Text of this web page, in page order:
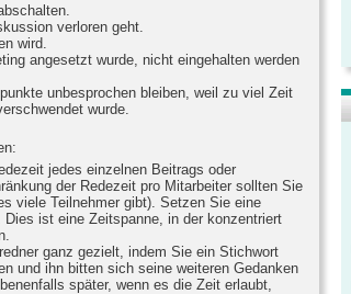
verloren geht.
wird.
angesetzt wurde, nicht eingehalten werden
unbesprochen bleiben, weil zu viel Zeit
wurde.
jedes einzelnen Beitrags oder
der Redezeit pro Mitarbeiter sollten Sie
viele Teilnehmer gibt). Setzen Sie eine
ist eine Zeitspanne, in der konzentriert
ganz gezielt, indem Sie ein Stichwort
und ihn bitten sich seine weiteren Gedanken
später, wenn es die Zeit erlaubt,